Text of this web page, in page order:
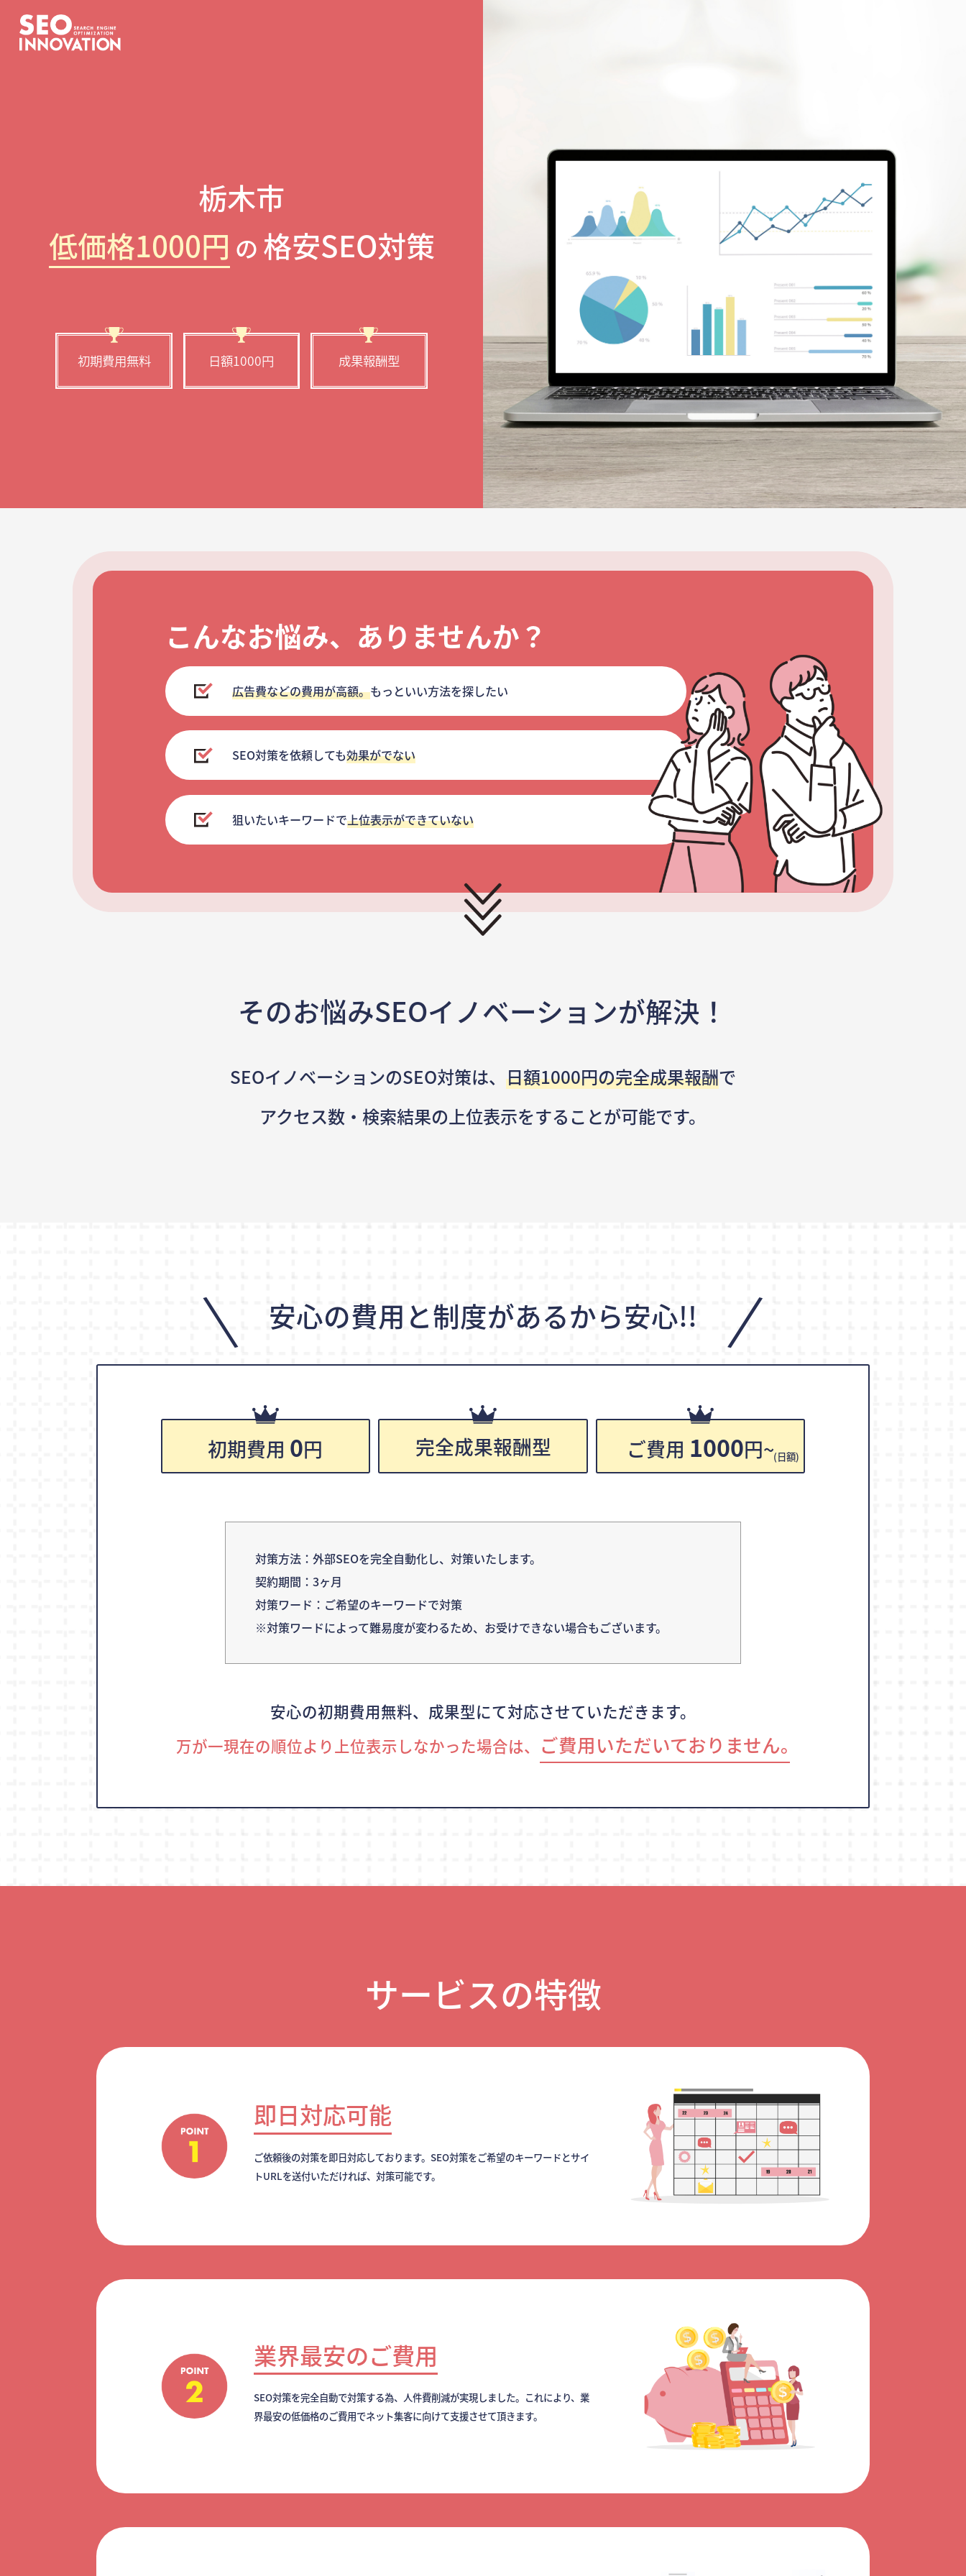
栃木市
低価格1000円 の 格安SEO対策
初期費用無料 日額1000円 成果報酬型
こんなお悩み、ありませんか？
広告費などの費用が高額。もっといい方法を探したい
SEO対策を依頼しても効果がでない
狙いたいキーワードで上位表示ができていない
そのお悩みSEOイノベーションが解決！
SEOイノベーションのSEO対策は、 日額1000円の完全成果報酬で
アクセス数・検索結果の 上位表示をすることが可能です。
\ 安心の費用と制度があるから安心!! /
初期費用 0円 完全成果報酬型 ご費用 1000円~(日額)
対策方法：外部SEOを完全自動化し、対策いたします。
契約期間：3ヶ月
対策ワード：ご希望のキーワードで対策
※対策ワードによって難易度が変わるため、 お受けできない場合もございます。
安心の初期費用無料、成果型にて対応させていただきます。
万が一現在の順位より上位表示しなかった場合は、 ご費用いただいておりません｡
サービスの特徴
即日対応可能
ご依頼後の対策を即日対応しております。SEO対策をご希望のキーワードとサイ
トURLを送付いただければ、対策可能です。
業界最安のご費用
SEO対策を完全自動で対策する為、人件費削減が実現しました。これにより、業
界最安の低価格のご費用でネット集客に向けて支援させて頂きます。